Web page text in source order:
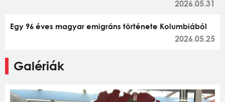
2026.05.31
Egy 96 éves magyar emigráns története Kolumbiából
2026.05.25
Galériák